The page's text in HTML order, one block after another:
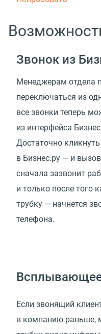
Звонок из
Менеджерам отдела
переключаться из
все звонки теперь
из интерфейса
Достаточно
в Бизнес.ру — и
сначала зазвонит
и только после того
трубку — начнется
телефона.
Если звонящий
в компанию раньше,